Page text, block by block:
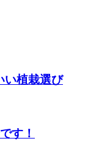
い植栽選び
す！